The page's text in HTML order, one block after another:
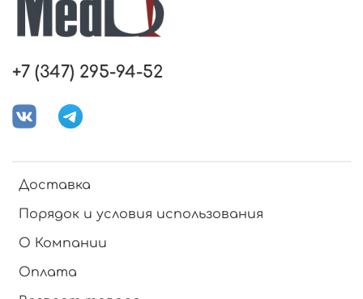
Доставка
Порядок и условия использования
О Компании
Оплата
+7 (347) 295-94-52